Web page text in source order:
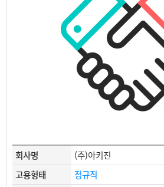
회사명
(주)아키진
고용형태
정규직